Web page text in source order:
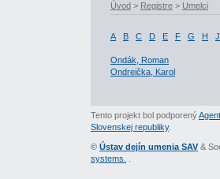
Úvod > Registre > Umelci
A B C D E F G H J
Ondák, Roman
Ondreička, Karol
Tento projekt bol podporený
Slovenskej republiky.
© Ústav dejín umenia SAV &
systems.